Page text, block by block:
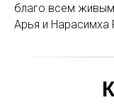
благо всем
Арья и Нарасимха